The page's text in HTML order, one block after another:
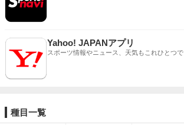
Yahoo! JAPANアプリ
スポーツ情報やニュース、天気もこれひとつで
種目一覧